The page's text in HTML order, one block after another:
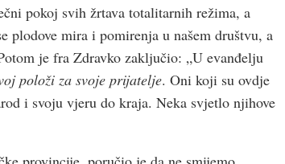
pokoj svih žrtava totalitarnih režima, a
plodove mira i pomirenja u našem društvu, a
je fra Zdravko zaključio: „U evanđelju
položi za svoje prijatelje. Oni koji su ovdje
i svoju vjeru do kraja. Neka svjetlo njihove